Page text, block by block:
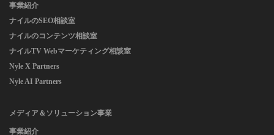
事業紹介
ナイルのSEO相談室
ナイルのコンテンツ相談室
ナイルTV Webマーケティング相談室
Nyle X Partners
Nyle AI Partners
メディア＆ソリューション事業
事業紹介